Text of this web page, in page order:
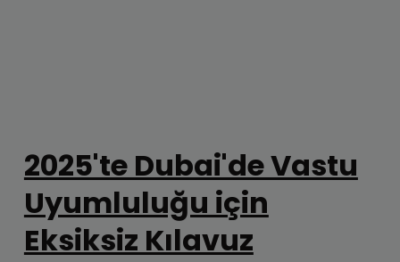
2025'te Dubai'de Vastu
Uyumluluğu için
Eksiksiz Kılavuz